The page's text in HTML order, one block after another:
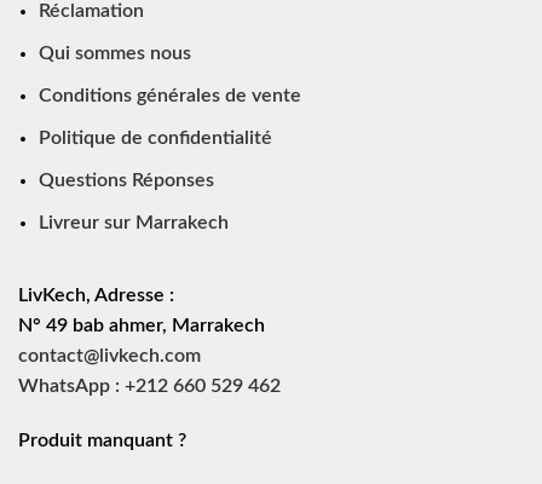
Réclamation
Qui sommes nous
Conditions générales de vente
Politique de confidentialité
Questions Réponses
Livreur sur Marrakech
LivKech, Adresse :
N° 49 bab ahmer, Marrakech
contact@livkech.com
WhatsApp : +212 660 529 462
Produit manquant ?